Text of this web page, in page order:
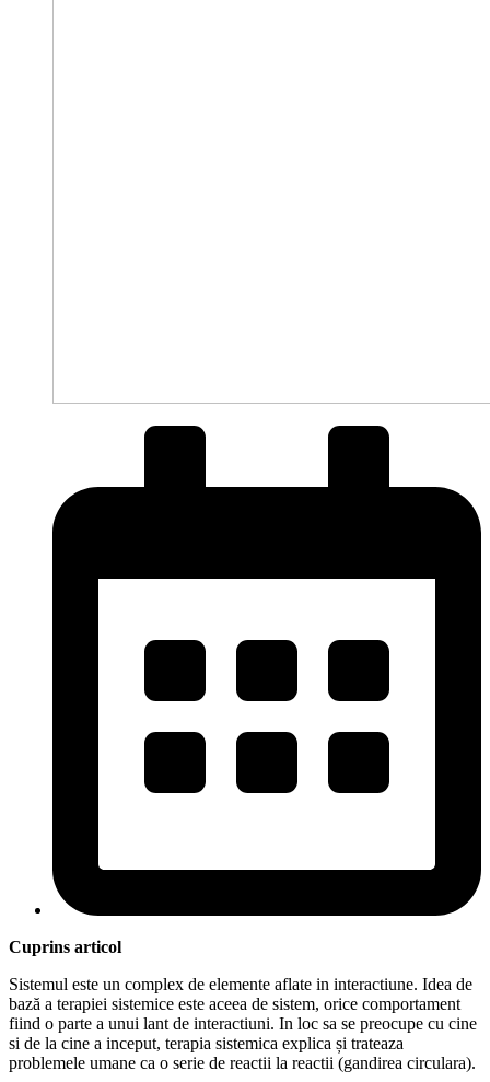
Cuprins articol
Sistemul este un complex de elemente aflate in interactiune. Idea de
bază a terapiei sistemice este aceea de sistem, orice comportament
fiind o parte a unui lant de interactiuni. In loc sa se preocupe cu cine
si de la cine a inceput, terapia sistemica explica și trateaza
problemele umane ca o serie de reactii la reactii (gandirea circulara).